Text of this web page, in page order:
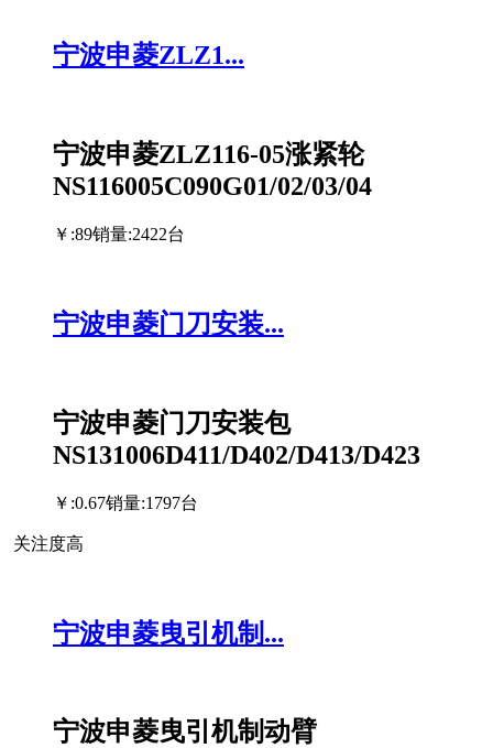
宁波申菱ZLZ1...
宁波申菱ZLZ116-05涨紧轮
NS116005C090G01/02/03/04
￥:89销量:2422台
宁波申菱门刀安装...
宁波申菱门刀安装包
NS131006D411/D402/D413/D423
￥:0.67销量:1797台
关注度高
宁波申菱曳引机制...
宁波申菱曳引机制动臂